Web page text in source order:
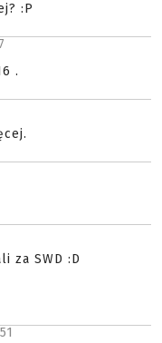
:P
.
za SWD :D